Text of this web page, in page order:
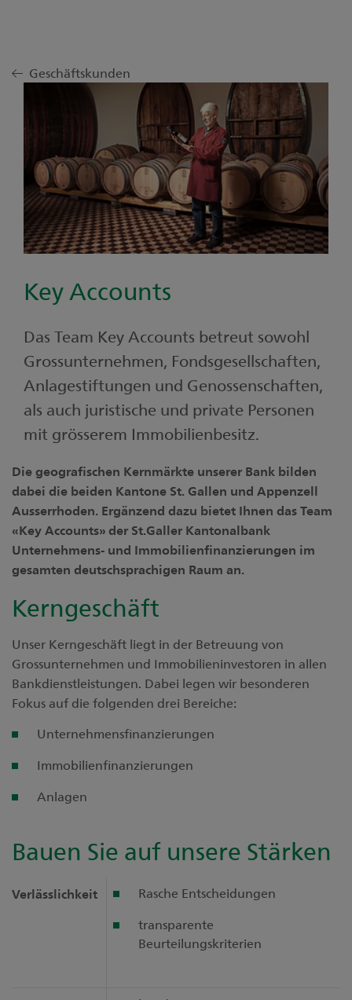
Geschäftskunden
Key Accounts
Das Team Key Accounts betreut sowohl
Grossunternehmen, Fondsgesellschaften,
Anlagestiftungen und Genossenschaften,
als auch juristische und private Personen
mit grösserem Immobilienbesitz.
Die geografischen Kernmärkte unserer Bank bilden
dabei die beiden Kantone St. Gallen und Appenzell
Ausserrhoden. Ergänzend dazu bietet Ihnen das Team
«Key Accounts» der St.Galler Kantonalbank
Unternehmens- und Immobilienfinanzierungen im
gesamten deutschsprachigen Raum an.
Kerngeschäft
Unser Kerngeschäft liegt in der Betreuung von
Grossunternehmen und Immobilieninvestoren in allen
Bankdienstleistungen. Dabei legen wir besonderen
Fokus auf die folgenden drei Bereiche:
Unternehmensfinanzierungen
Immobilienfinanzierungen
Anlagen
Bauen Sie auf unsere Stärken
Verlässlichkeit
Rasche Entscheidungen
transparente
Beurteilungskriterien